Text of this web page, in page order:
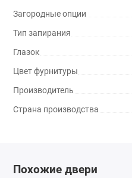
Загородные опции
Тип запирания
Глазок
Цвет фурнитуры
Производитель
Страна производства
Похожие двери